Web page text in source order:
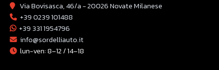
Via Bovisasca, 46/a - 20026 Novate Milanese
+39 0239 101488
+39 331 1954796
info@sordelliauto.it
lun-ven: 8–12 / 14–18